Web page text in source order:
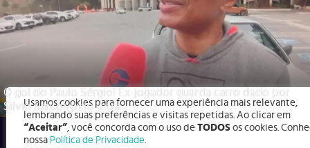
O gol do Paulo Sérgio! Ex-jogador guarda carro dado por
Silvio Santos pelo tetra
Usamos cookies para fornecer uma experiência mais relevante,
lembrando suas preferências e visitas repetidas. Ao clicar em
“Aceitar”, você concorda com o uso de TODOSos cookies.
nossa Política de Privacidade.